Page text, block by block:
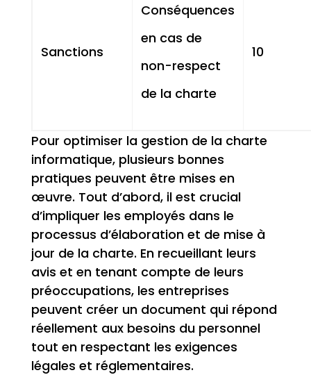
Sanctions
Conséquences
en cas de
non-respect
de la charte
10
Pour optimiser la gestion de la charte
informatique, plusieurs bonnes
pratiques peuvent être mises en
œuvre. Tout d’abord, il est crucial
d’impliquer les employés dans le
processus d’élaboration et de mise à
jour de la charte. En recueillant leurs
avis et en tenant compte de leurs
préoccupations, les entreprises
peuvent créer un document qui répond
réellement aux besoins du personnel
tout en respectant les exigences
légales et réglementaires.